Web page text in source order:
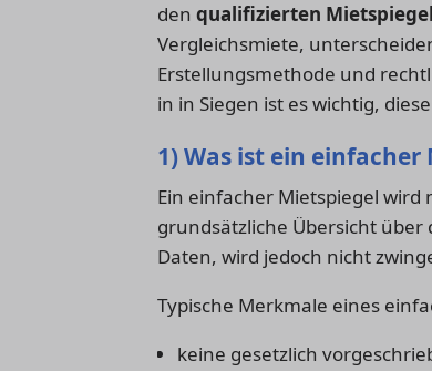
den qualifizierten Mietspiegel
Vergleichsmiete,
Erstellungsmethode und
in in Siegen ist es wichtig,
1) Was ist ein einfacher
Ein einfacher Mietspiegel
grundsätzliche Übersicht
Daten, wird jedoch nicht
Typische Merkmale eines
keine gesetzlich